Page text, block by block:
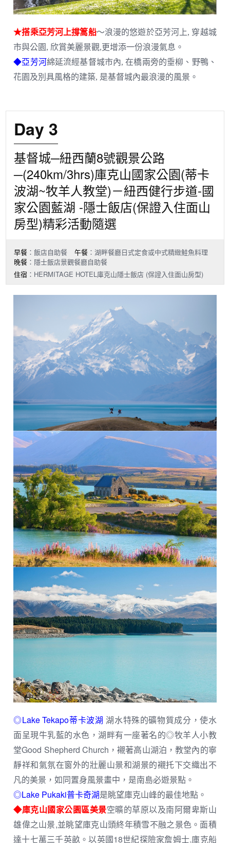
★搭乘亞芳河上撐篙船～浪漫的悠遊於亞芳河上, 穿越城
市與公園, 欣賞美麗景觀,更增添一份浪漫氣息。
◆亞芳河綿延流經基督城市內, 在橋兩旁的垂柳、野鴨、
花園及別具風格的建築, 是基督城內最浪漫的風景。
Day 3
基督城─紐西蘭8號觀景公路
─(240km/3hrs)庫克山國家公園(蒂卡
波湖~牧羊人教堂)－紐西健行步道-國
家公園藍湖 -隱士飯店(保證入住面山
房型)精彩活動隨選
早餐 ：飯店自助餐 午餐 ：湖畔餐廳日式定食或中式精緻鮭魚料理
晚餐 ：隱士飯店景觀餐廳自助餐
住宿 ：HERMITAGE HOTEL庫克山隱士飯店 (保證入住面山房型)
◎Lake Tekapo蒂卡波湖 湖水特殊的礦物質成分，使水
面呈現牛乳藍的水色，湖畔有一座著名的◎牧羊人小教
堂Good Shepherd Church，襯著高山湖泊，教堂內的寧
靜祥和氣氛在窗外的壯麗山景和湖景的襯托下交織出不
凡的美景，如同置身風景畫中，是南島必遊景點。
◎Lake Pukaki普卡奇湖是眺望庫克山峰的最佳地點。
◆庫克山國家公園區美景空曠的草原以及南阿爾卑斯山
雄偉之山景,並眺望庫克山頭終年積雪不融之景色。面積
達十七萬三千英畝。以英國18世紀探險家詹姆士.庫克船